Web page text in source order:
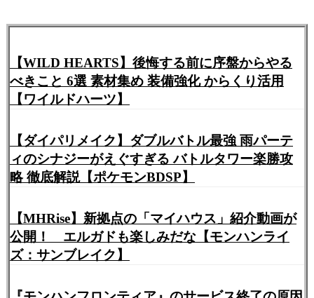
【WILD HEARTS】後悔する前に序盤からやる
べきこと 6選 素材集め 装備強化 からくり活用
【ワイルドハーツ】
【ダイパリメイク】ダブルバトル最強 雨パーテ
ィのシナジーがえぐすぎる バトルタワー楽勝攻
略 徹底解説【ポケモンBDSP】
【MHRise】新拠点の「マイハウス」紹介動画が
公開！ エルガドも楽しみだな【モンハンライ
ズ：サンブレイク】